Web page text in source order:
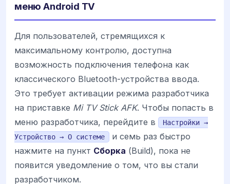
меню Android TV
Для пользователей, стремящихся к
максимальному контролю, доступна
возможность подключения телефона как
классического Bluetooth-устройства ввода.
Это требует активации режима разработчика
на приставке Mi TV Stick AFK. Чтобы попасть в
меню разработчика, перейдите в
Настройки →
Устройство → О системе
и семь раз быстро
нажмите на пункт Сборка (Build), пока не
появится уведомление о том, что вы стали
разработчиком.